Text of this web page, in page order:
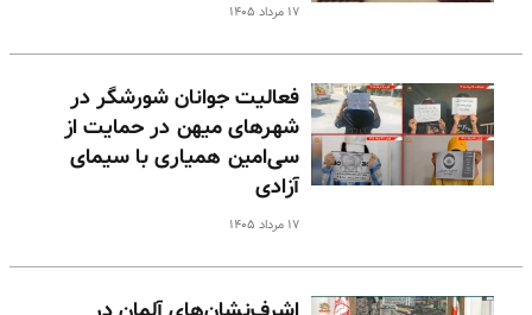
۱۷ مرداد ۱۴۰۵
فعالیت جوانان شورشگر در
شهرهای میهن در حمایت از
سی‌امین همیاری با سیمای
آزادی
۱۷ مرداد ۱۴۰۵